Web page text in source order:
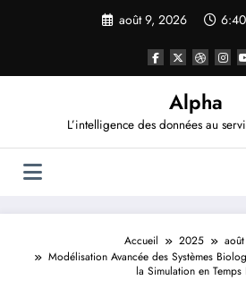
août 9, 2026
Alpha
L’intelligence des données au
Accueil 2025 août
Modélisation Avancée des Systèmes
la Simulation en Temps